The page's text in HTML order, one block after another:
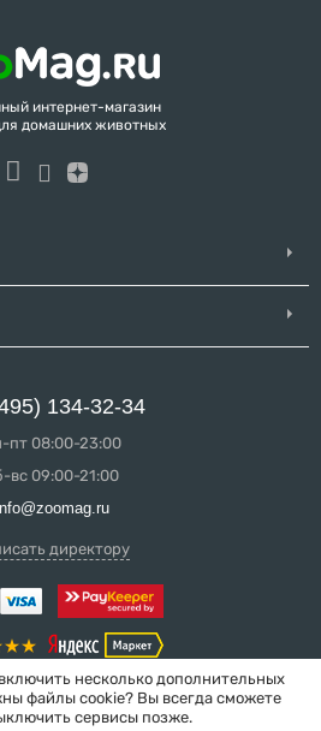
интернет-магазин
домашних животных
134-32-34
пт 08:00-23:00
вс 09:00-21:00
директору
несколько дополнительных
файлы cookie? Вы всегда сможете
сервисы позже.